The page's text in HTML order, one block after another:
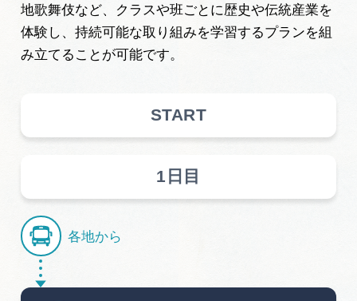
地歌舞伎など、クラスや班ごとに歴史や伝統産業を
体験し、持続可能な取り組みを学習するプランを組
み立てることが可能です。
START
1日目
各地から